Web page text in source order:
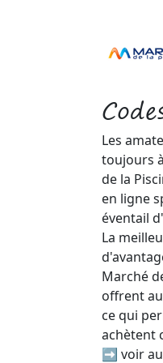
Les
toujours
de la
en ligne
éventail
La
Marché
offrent
ce qui
achètent
➡️ voir